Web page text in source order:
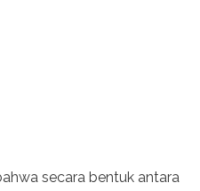
secara bentuk antara